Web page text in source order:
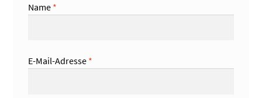
Name *
E-Mail-Adresse *